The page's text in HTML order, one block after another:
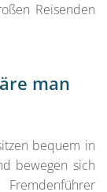
Reisenden
man
bequem in
bewegen sich